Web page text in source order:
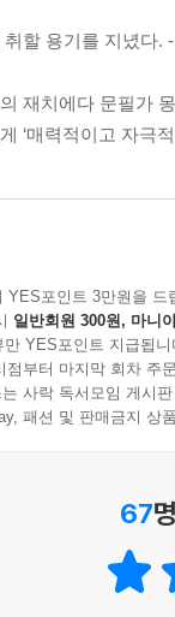
게 발간되면서 『
울여 쓴 책이기 때
시킬 필요가 없다
년 경제 상황에서
개국에서 번역 출
있으며, 지금까지
나 프래질은 예측할
질을 확보하라!
드물게 발생하는
재 특징을 나타
제위기가 닥치면
취할 용기를 지녔다.
재치에다 문필가
‘매력적이고 자극
YES포인트 3만원을 드
일반회원 300원, 마니
YES포인트 지급됩니
부터 마지막 회차 주
사락 독서모임 게시
패션 및 판매금지 상
67